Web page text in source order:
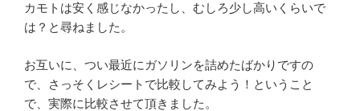
カモトは安く感じなかったし、むしろ少し高いくらいで
は？と尋ねました。
お互いに、つい最近にガソリンを詰めたばかりですの
で、さっそくレシートで比較してみよう！ということ
で、実際に比較させて頂きました。